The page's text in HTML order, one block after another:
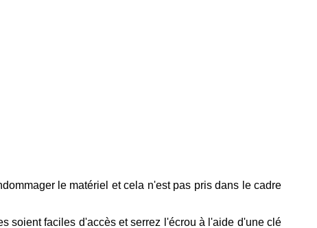
le matériel et cela n'est pas pris dans le cadre
soient faciles d'accès et serrez l'écrou à l'aide d'une clé